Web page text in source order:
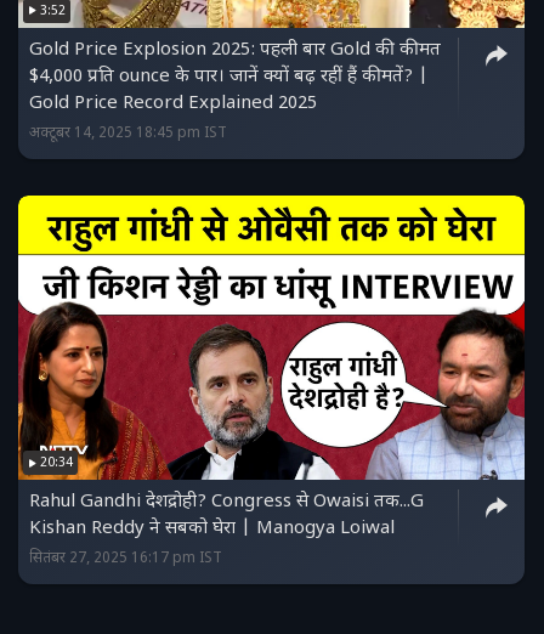
3:52
Gold Price Explosion 2025: पहली बार Gold की कीमत
$4,000 प्रति ounce के पार। जानें क्यों बढ़ रहीं हैं कीमतें? |
Gold Price Record Explained 2025
अक्टूबर 14, 2025 18:45 pm IST
20:34
Rahul Gandhi देशद्रोही? Congress से Owaisi तक...G
Kishan Reddy ने सबको घेरा | Manogya Loiwal
सितंबर 27, 2025 16:17 pm IST